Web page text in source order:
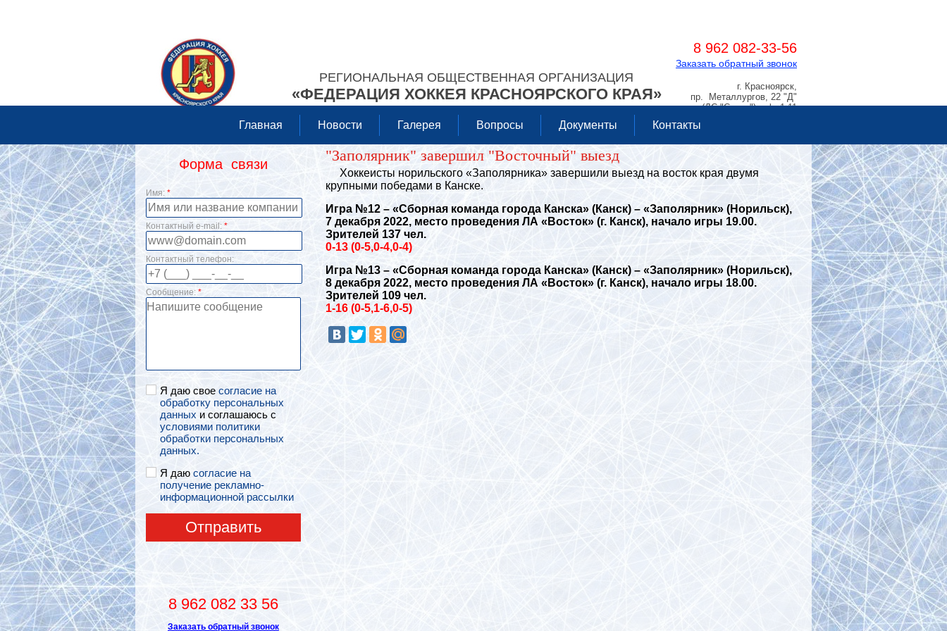
РЕГИОНАЛЬНАЯ ОБЩЕСТВЕННАЯ ОРГАНИЗАЦИЯ
«ФЕДЕРАЦИЯ ХОККЕЯ КРАСНОЯРСКОГО КРАЯ»
8 962 082-33-56
Заказать обратный звонок
г. Красноярск,
пр. Металлургов, 22 "Д"
(ДС "Сокол"), оф. 1.11
Главная Новости Галерея Вопросы Документы Контакты
Форма связи
Имя: *
Контактный e-mail: *
Контактный телефон:
Сообщение: *
Я даю свое согласие на
обработку персональных
данных и соглашаюсь с
условиями политики
обработки персональных
данных.
Я даю согласие на
получение рекламно-
информационной рассылки
Отправить
8 962 082 33 56
Заказать обратный звонок
"Заполярник" завершил "Восточный" выезд
Хоккеисты норильского «Заполярника» завершили выезд на восток края двумя
крупными победами в Канске.
Игра №12 – «Сборная команда города Канска» (Канск) – «Заполярник» (Норильск),
7 декабря 2022, место проведения ЛА «Восток» (г. Канск), начало игры 19.00.
Зрителей 137 чел.
0-13 (0-5,0-4,0-4)
Игра №13 – «Сборная команда города Канска» (Канск) – «Заполярник» (Норильск),
8 декабря 2022, место проведения ЛА «Восток» (г. Канск), начало игры 18.00.
Зрителей 109 чел.
1-16 (0-5,1-6,0-5)